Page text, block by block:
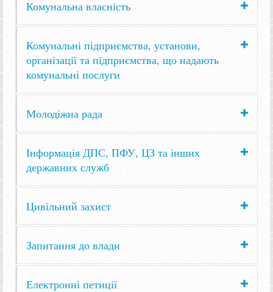
Комунальна власність
Комунальні підприємства, установи,
організації та підприємства, що надають
комунальні послуги
Молодіжна рада
Інформація ДПС, ПФУ, ЦЗ та інших
державних служб
Цивільний захист
Запитання до влади
Електронні петиції